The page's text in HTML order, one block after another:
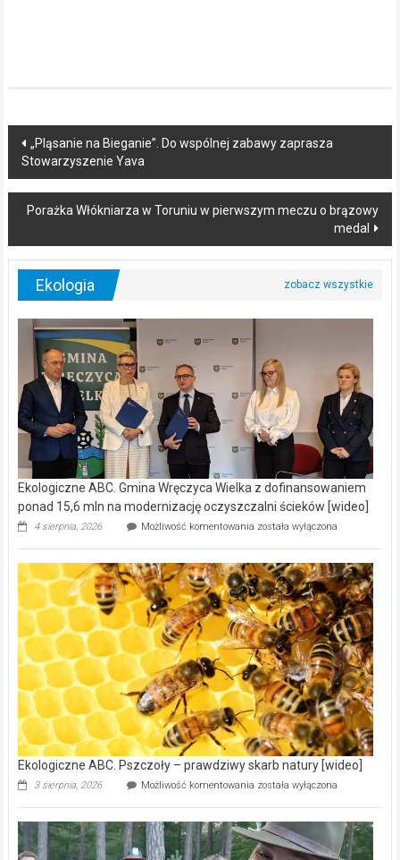
Post
navigation
„Pląsanie na Bieganie”. Do wspólnej zabawy zaprasza
Stowarzyszenie Yava
Porażka Włókniarza w Toruniu w pierwszym meczu o brązowy
medal
Ekologia
Ekologiczne ABC. Gmina Wręczyca Wielka z dofinansowaniem
ponad 15,6 mln na modernizację oczyszczalni ścieków [wideo]
4 sierpnia, 2026 Możliwość komentowania Ekologiczne
Wręczyca
Wielka
z
dofinansowaniem
ponad
15,6
mln
na
modernizację
oczyszczalni
ścieków
[wideo]
została wyłączona
Ekologiczne ABC. Pszczoły – prawdziwy skarb natury [wideo]
3 sierpnia, 2026 Możliwość komentowania Ekologiczne
–
prawdziwy
skarb
została wyłączona